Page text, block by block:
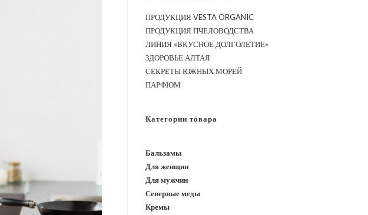
ПРОДУКЦИЯ VESTA ORGANIC
ПРОДУКЦИЯ ПЧЕЛОВОДСТВА
ЛИНИЯ «ВКУСНОЕ ДОЛГОЛЕТИЕ»
ЗДОРОВЬЕ АЛТАЯ
СЕКРЕТЫ ЮЖНЫХ МОРЕЙ
ПАРФЮМ
Категории товара
Бальзамы
Для женщин
Для мужчин
Северные меды
Кремы